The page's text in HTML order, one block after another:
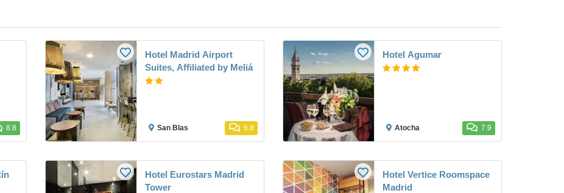
8.8
Hotel Madrid Airport
Suites, Affiliated by Meliá
San Blas 6.8
Hotel Agumar
Atocha 7.9
Hotel Eurostars Madrid
Tower
Hotel Vertice Roomspace
Madrid